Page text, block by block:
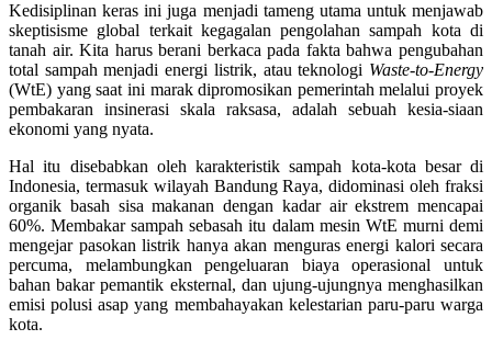
Kedisiplinan keras ini juga menjadi tameng utama untuk menjawab
skeptisisme global terkait kegagalan pengolahan sampah kota di
tanah air. Kita harus berani berkaca pada fakta bahwa pengubahan
total sampah menjadi energi listrik, atau teknologi Waste-to-Energy
(WtE) yang saat ini marak dipromosikan pemerintah melalui proyek
pembakaran insinerasi skala raksasa, adalah sebuah kesia-siaan
ekonomi yang nyata.
Hal itu disebabkan oleh karakteristik sampah kota-kota besar di
Indonesia, termasuk wilayah Bandung Raya, didominasi oleh fraksi
organik basah sisa makanan dengan kadar air ekstrem mencapai
60%. Membakar sampah sebasah itu dalam mesin WtE murni demi
mengejar pasokan listrik hanya akan menguras energi kalori secara
percuma, melambungkan pengeluaran biaya operasional untuk
bahan bakar pemantik eksternal, dan ujung-ujungnya menghasilkan
emisi polusi asap yang membahayakan kelestarian paru-paru warga
kota.